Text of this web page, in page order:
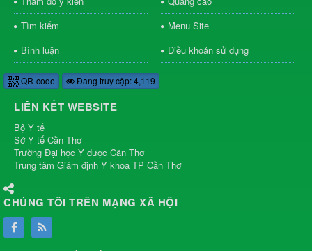
Tìm kiếm
Menu Site
Bình luận
Điều khoản sử dụng
QR-code Đang truy cập: 4,119
LIÊN KẾT WEBSITE
Bộ Y tế
Sở Y tế Cần Thơ
Trường Đại học Y dược Cần Thơ
Trung tâm Giám định Y khoa TP Cần Thơ
CHÚNG TÔI TRÊN MẠNG XÃ HỘI